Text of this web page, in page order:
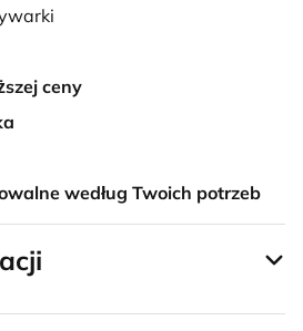
ceny
według Twoich potrzeb